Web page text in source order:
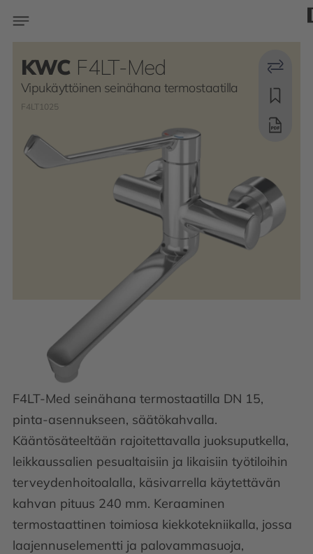
KWC F4LT-Med
Vipukäyttöinen seinähana termostaatilla
F4LT1025
F4LT-Med seinähana termostaatilla DN 15,
pinta-asennukseen, säätökahvalla.
Kääntösäteeltään rajoitettavalla juoksuputkella,
leikkaussalien pesualtaisiin ja likaisiin työtiloihin
terveydenhoitoalalla, käsivarrella käytettävän
kahvan pituus 240 mm. Keraaminen
termostaattinen toimiosa kiekkotekniikalla, jossa
laajennuselementti ja palovammasuoja,